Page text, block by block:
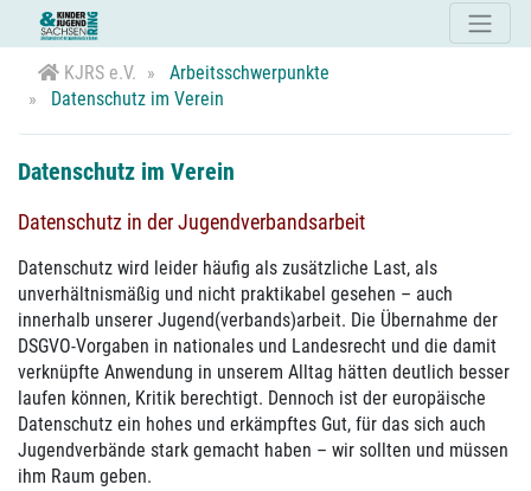
KJRS e.V.
Arbeitsschwerpunkte
Datenschutz im Verein
Datenschutz im Verein
Datenschutz in der Jugendverbandsarbeit
Datenschutz wird leider häufig als zusätzliche Last, als
unverhältnismäßig und nicht praktikabel gesehen – auch
innerhalb unserer Jugend(verbands)arbeit. Die Übernahme der
DSGVO-Vorgaben in nationales und Landesrecht und die damit
verknüpfte Anwendung in unserem Alltag hätten deutlich besser
laufen können, Kritik berechtigt. Dennoch ist der europäische
Datenschutz ein hohes und erkämpftes Gut, für das sich auch
Jugendverbände stark gemacht haben – wir sollten und müssen
ihm Raum geben.